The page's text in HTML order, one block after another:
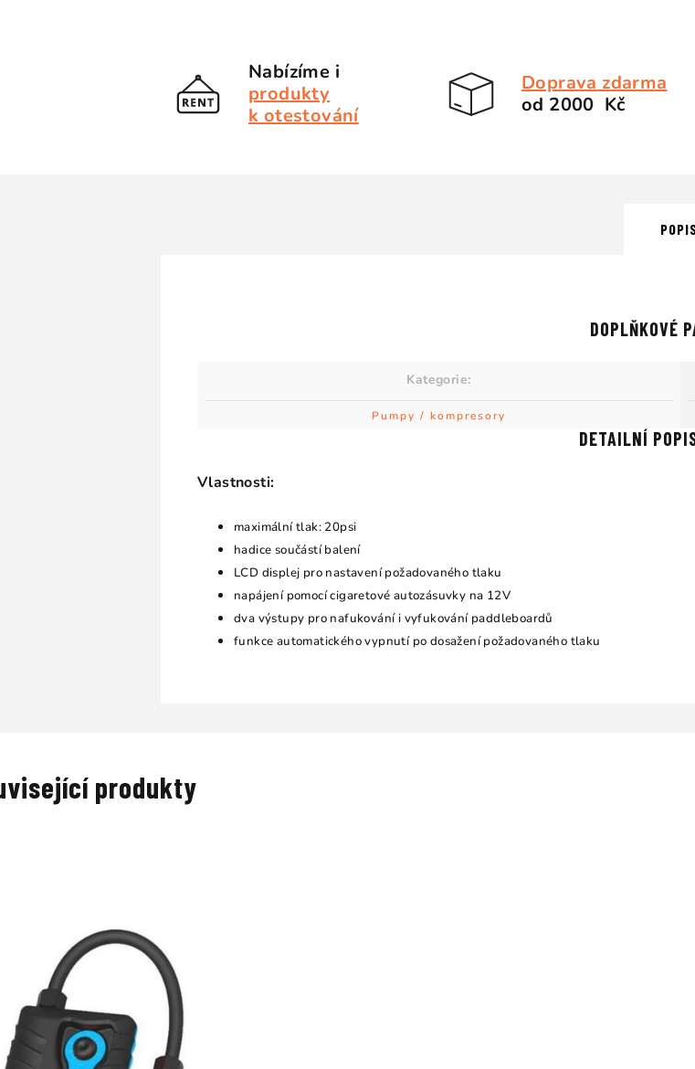
Nabízíme i
produkty
k otestování
Doprava zdarma
od 2000 Kč
DETAILNÍ
Vlastnosti:
maximální tlak: 20psi
hadice součástí balení
LCD displej pro nastavení požadovaného tlaku
napájení pomocí cigaretové autozásuvky na 12V
dva výstupy pro nafukování i vyfukování paddleboardů
funkce automatického vypnutí po dosažení požadovaného tlaku
DOPLŇKOVÉ
Kategorie:
Pumpy / kompresory
produkty